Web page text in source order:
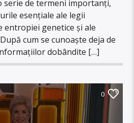
serie de termeni importanți,
esențiale ale legii
entropiei genetice și ale
cum se cunoaște deja de
dobândite […]
0